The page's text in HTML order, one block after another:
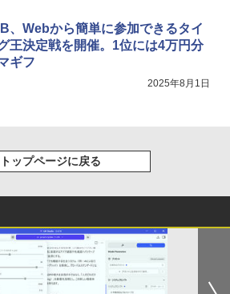
、Webから簡単に参加できるタイ
王決定戦を開催。1位には4万円分
ギフ
2025年8月1日
トップページに戻る